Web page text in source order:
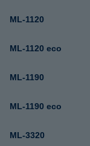
ML-1120
ML-1120 eco
ML-1190
ML-1190 eco
ML-3320